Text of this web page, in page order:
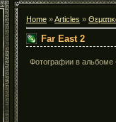
Home »Articles »
Far East 2
Фотографии в альбоме